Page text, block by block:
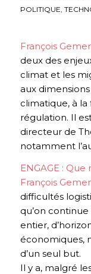
POLITIQUE,
François
deux des
climat et les
aux
climatique, à la
régulation. Il
directeur de
notamment
ENGAGE :
François
difficultés
qu’on
entier,
économiques,
d’un seul but.
Il y a, malgré